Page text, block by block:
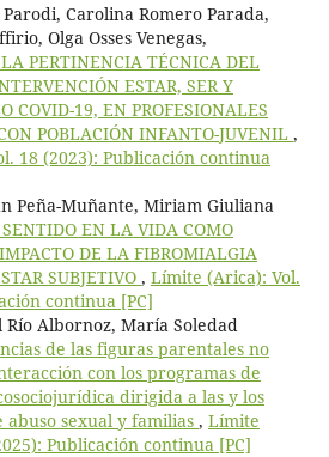
Carolina Romero Parada,
Olga Osses Venegas,
LA PERTINENCIA TÉCNICA DEL
ESTAR, SER Y
COVID-19, EN PROFESIONALES
POBLACIÓN INFANTO-JUVENIL ,
18 (2023): Publicación continua
Peña-Muñante, Miriam Giuliana
EN LA VIDA COMO
DE LA FIBROMIALGIA
SUBJETIVO , Límite (Arica): Vol.
continua [PC]
Albornoz, María Soledad
de las figuras parentales no
con los programas de
dirigida a las y los
abuso sexual y familias , Límite
Publicación continua [PC]